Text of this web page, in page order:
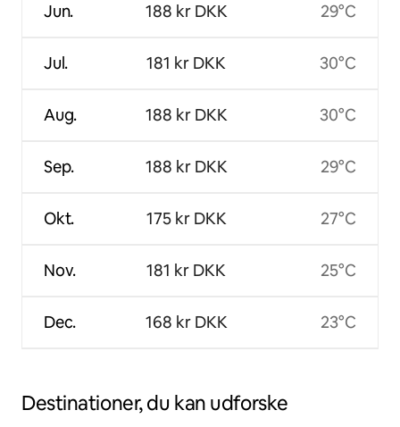
Jun.
Jul.
Aug.
Sep.
Okt.
Nov.
Dec.
188 kr DKK
181 kr DKK
188 kr DKK
188 kr DKK
175 kr DKK
181 kr DKK
168 kr DKK
29°C
30°C
30°C
29°C
27°C
25°C
23°C
Destinationer, du kan udforske